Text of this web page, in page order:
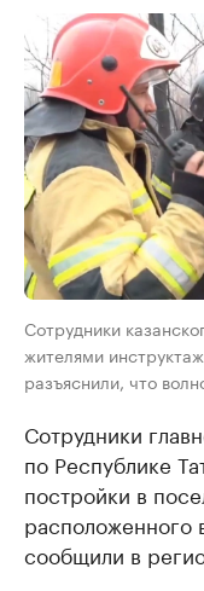
Сотрудники
жителями
разъяснили, что
Сотрудники
по Республике
постройки в
сообщили в